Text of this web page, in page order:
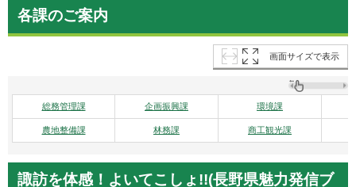
各課のご案内
画面サイズで表示
総務管理課 企画振興課 環境課
農地整備課 林務課 商工観光課
諏訪を体感！よいてこしょ!!(長野県魅力発信ブ